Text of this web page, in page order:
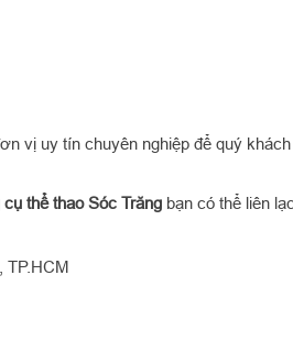
vị uy tín chuyên nghiệp để quý
cụ thể thao Sóc Trăng bạn có thể liên
TP.HCM